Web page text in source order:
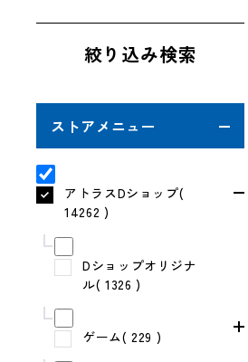
絞り込み検索
ストアメニュー
アトラスDショップ(
14262 )
Dショップオリジナ
ル( 1326 )
ゲーム( 229 )